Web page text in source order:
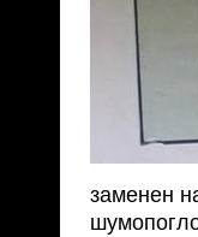
заменен